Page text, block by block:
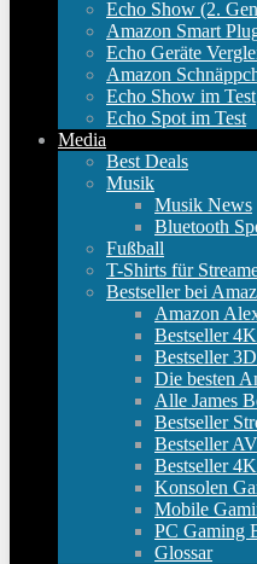
Echo Show (2.
Amazon Smart
Echo Geräte
Amazon
Echo Show im Test
Echo Spot im Test
Media
Best Deals
Musik
Musik News
Bluetooth
Fußball
T-Shirts für
Bestseller bei
Amazon
Bestseller
Bestseller
Die besten
Alle James
Bestseller
Bestseller
Bestseller
Konsolen
Mobile
PC Gaming
Glossar